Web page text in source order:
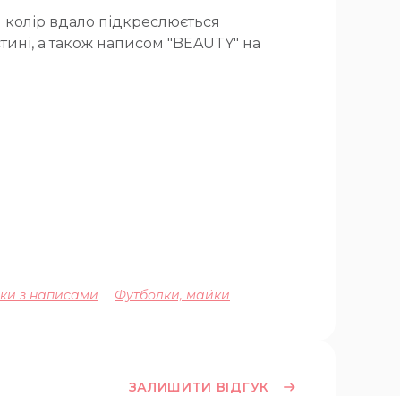
вдало підкреслюється
а також написом "BEAUTY" на
з написами Футболки, майки
ЗАЛИШИТИ ВІДГУК